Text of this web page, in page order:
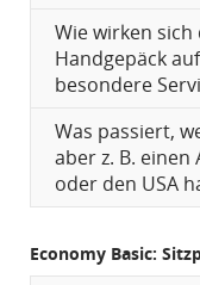
Wie wirken
Handgepäck
besondere
Was passiert,
aber z. B. einen
oder den USA
Economy Basic: